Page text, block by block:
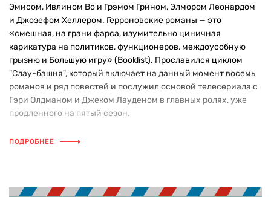
Эмисом, Ивлином Во и Грэмом Грином, Элмором Леонардом
и Джозефом Хеллером. Герроновские романы — это
«смешная, на грани фарса, изумительно циничная
карикатура на политиков, функционеров, междоусобную
грызню и Большую игру» (Booklist). Прославился циклом
"Слау-башня", который включает на данный момент восемь
романов и ряд повестей и послужил основой телесериала с
Гэри Олдманом и Джеком Лауденом в главных ролях, уже
продленного на пятый сезон.
ПОДРОБНЕЕ